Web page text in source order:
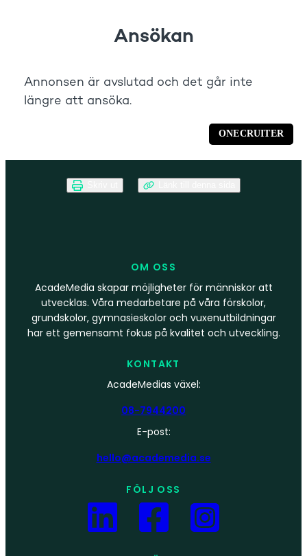
OM OSS
AcadeMedia skapar möjligheter för människor att
utvecklas. Våra medarbetare på våra förskolor,
grundskolor, gymnasieskolor och vuxenutbildningar
har ett gemensamt fokus på kvalitet och utveckling.
KONTAKT
AcadeMedias växel:
08-7944200
E-post:
hello@academedia.se
FÖLJ OSS